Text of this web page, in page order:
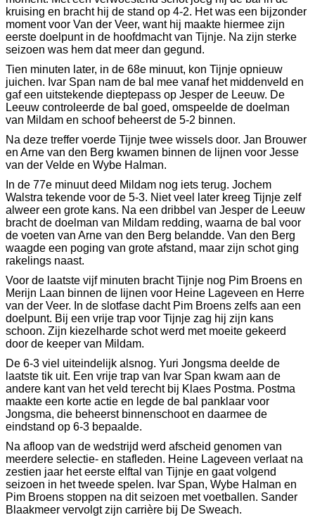
kruising en bracht hij de stand op 4-2. Het was een bijzonder
moment voor Van der Veer, want hij maakte hiermee zijn
eerste doelpunt in de hoofdmacht van Tijnje. Na zijn sterke
seizoen was hem dat meer dan gegund.
Tien minuten later, in de 68e minuut, kon Tijnje opnieuw
juichen. Ivar Span nam de bal mee vanaf het middenveld en
gaf een uitstekende dieptepass op Jesper de Leeuw. De
Leeuw controleerde de bal goed, omspeelde de doelman
van Mildam en schoof beheerst de 5-2 binnen.
Na deze treffer voerde Tijnje twee wissels door. Jan Brouwer
en Arne van den Berg kwamen binnen de lijnen voor Jesse
van der Velde en Wybe Halman.
In de 77e minuut deed Mildam nog iets terug. Jochem
Walstra tekende voor de 5-3. Niet veel later kreeg Tijnje zelf
alweer een grote kans. Na een dribbel van Jesper de Leeuw
bracht de doelman van Mildam redding, waarna de bal voor
de voeten van Arne van den Berg belandde. Van den Berg
waagde een poging van grote afstand, maar zijn schot ging
rakelings naast.
Voor de laatste vijf minuten bracht Tijnje nog Pim Broens en
Merijn Laan binnen de lijnen voor Heine Lageveen en Herre
van der Veer. In de slotfase dacht Pim Broens zelfs aan een
doelpunt. Bij een vrije trap voor Tijnje zag hij zijn kans
schoon. Zijn kiezelharde schot werd met moeite gekeerd
door de keeper van Mildam.
De 6-3 viel uiteindelijk alsnog. Yuri Jongsma deelde de
laatste tik uit. Een vrije trap van Ivar Span kwam aan de
andere kant van het veld terecht bij Klaes Postma. Postma
maakte een korte actie en legde de bal panklaar voor
Jongsma, die beheerst binnenschoot en daarmee de
eindstand op 6-3 bepaalde.
Na afloop van de wedstrijd werd afscheid genomen van
meerdere selectie- en stafleden. Heine Lageveen verlaat na
zestien jaar het eerste elftal van Tijnje en gaat volgend
seizoen in het tweede spelen. Ivar Span, Wybe Halman en
Pim Broens stoppen na dit seizoen met voetballen. Sander
Blaakmeer vervolgt zijn carrière bij De Sweach.